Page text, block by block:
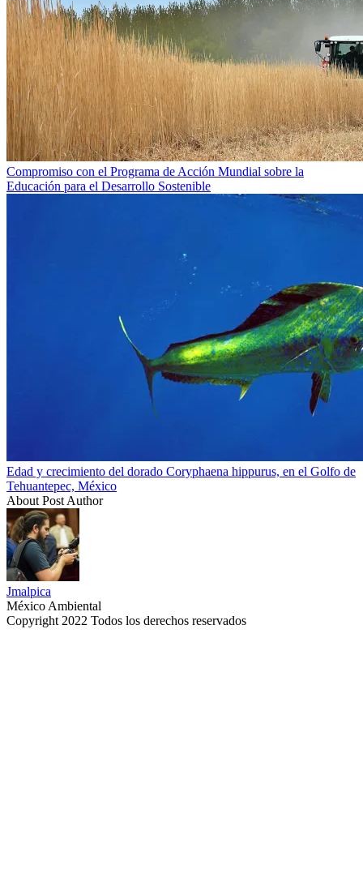
Compromiso con el Programa de Acción Mundial sobre la
Educación para el Desarrollo Sostenible
Edad y crecimiento del dorado Coryphaena hippurus, en el Golfo de
Tehuantepec, México
About Post Author
Jmalpica
México Ambiental
Copyright 2022 Todos los derechos reservados